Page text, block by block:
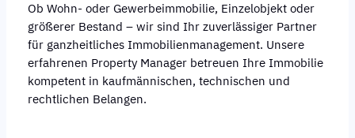
Ob Wohn- oder Gewerbeimmobilie, Einzelobjekt oder
größerer Bestand – wir sind Ihr zuverlässiger Partner
für ganzheitliches Immobilienmanagement. Unsere
erfahrenen Property Manager betreuen Ihre Immobilie
kompetent in kaufmännischen, technischen und
rechtlichen Belangen.